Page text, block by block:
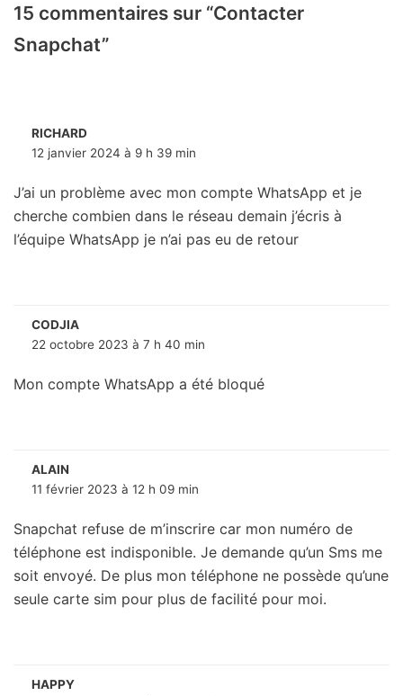
15 commentaires sur “Contacter
Snapchat”
RICHARD
12 janvier 2024 à 9 h 39 min
J’ai un problème avec mon compte WhatsApp et je
cherche combien dans le réseau demain j’écris à
l’équipe WhatsApp je n’ai pas eu de retour
CODJIA
22 octobre 2023 à 7 h 40 min
Mon compte WhatsApp a été bloqué
ALAIN
11 février 2023 à 12 h 09 min
Snapchat refuse de m’inscrire car mon numéro de
téléphone est indisponible. Je demande qu’un Sms me
soit envoyé. De plus mon téléphone ne possède qu’une
seule carte sim pour plus de facilité pour moi.
HAPPY